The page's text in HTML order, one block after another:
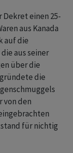
einen 25-
aus Kanada
auf die
aus seiner
über die
die
von den
für nichtig